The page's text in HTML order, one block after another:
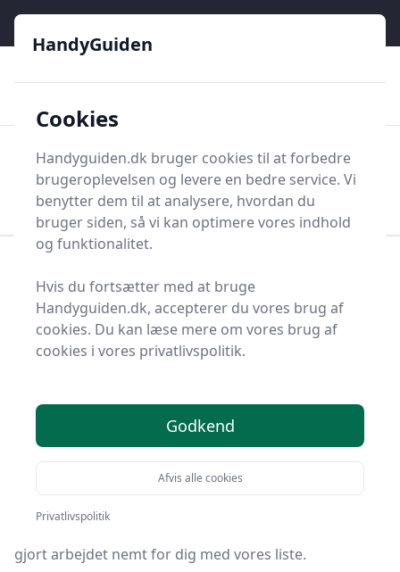
HandyGuiden
Søg nu
Søg nu
Håndværktøj
Rør og Rørværktøj
Bedste murrør i 2025 -
se de 1 bedste her
Du er kommet til det rette sted! På HandyGuiden har vi
udvalgt 1 af de bedste murrør, så du får det optimale
køb.
Hvad enten du leder efter kvalitet, et prisvenligt valg,
gjort arbejdet nemt for dig med vores liste.
HandyGuiden
Cookies
Handyguiden.dk bruger cookies til at forbedre
brugeroplevelsen og levere en bedre service. Vi
benytter dem til at analysere, hvordan du
bruger siden, så vi kan optimere vores indhold
og funktionalitet.
Hvis du fortsætter med at bruge
Handyguiden.dk, accepterer du vores brug af
cookies. Du kan læse mere om vores brug af
cookies i vores privatlivspolitik.
Godkend
Afvis alle cookies
Privatlivspolitik